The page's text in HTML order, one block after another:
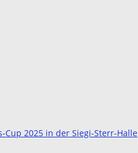
Cup 2025 in der Siegi-Sterr-Halle